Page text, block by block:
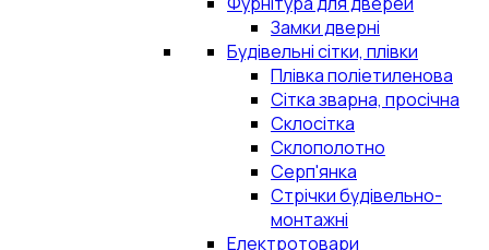
Замки дверні
Будівельні сітки, плівки
Плівка поліетиленова
Сітка зварна, просічна
Склосітка
Склополотно
Серп'янка
Стрічки будівельно-
монтажні
Електротовари